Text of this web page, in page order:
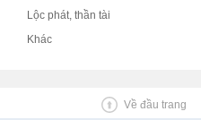
Lộc phát, thần tài
Khác
Về đầu trang